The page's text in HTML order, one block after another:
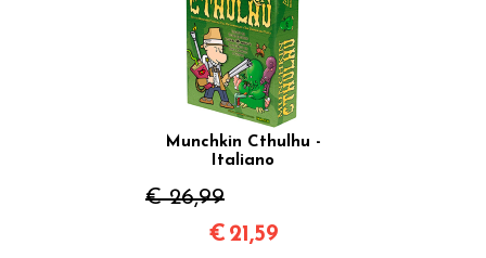
Munchkin Cthulhu -
Italiano
€ 26,99
€ 21,59